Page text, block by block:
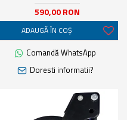
590,00 RON
ADAUGĂ ÎN COŞ
Comandă WhatsApp
Doresti informatii?